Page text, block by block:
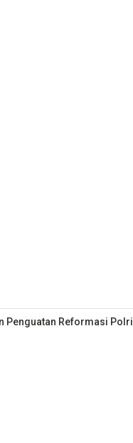
Penguatan Reformasi Polri